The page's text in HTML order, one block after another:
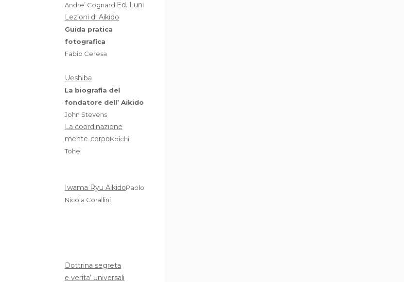
Andre’ Cognard Ed. Luni
Lezioni di Aikido
Guida pratica
fotografica
Fabio Ceresa
Ueshiba
La biografia del
fondatore dell’ Aikido
John Stevens
La coordinazione
mente-corpoKoichi
Tohei
Iwama Ryu AikidoPaolo
Nicola Corallini
Dottrina segreta
e verita’ universali